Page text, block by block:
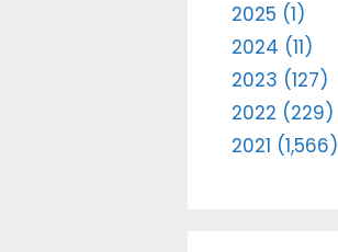
2025 (1)
2024 (11)
2023 (127)
2022 (229)
2021 (1,566)